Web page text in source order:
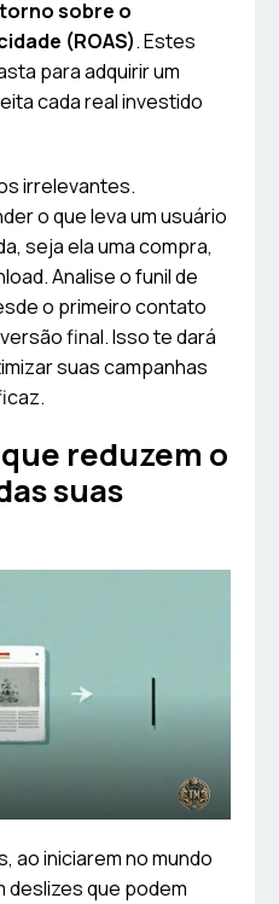
sobre o
(ROAS). Estes
para adquirir um
cada real investido
irrelevantes.
o que leva um usuário
seja ela uma compra,
Analise o funil de
o primeiro contato
final. Isso te dará
suas campanhas
reduzem o
suas
ao iniciarem no mundo
deslizes que podem